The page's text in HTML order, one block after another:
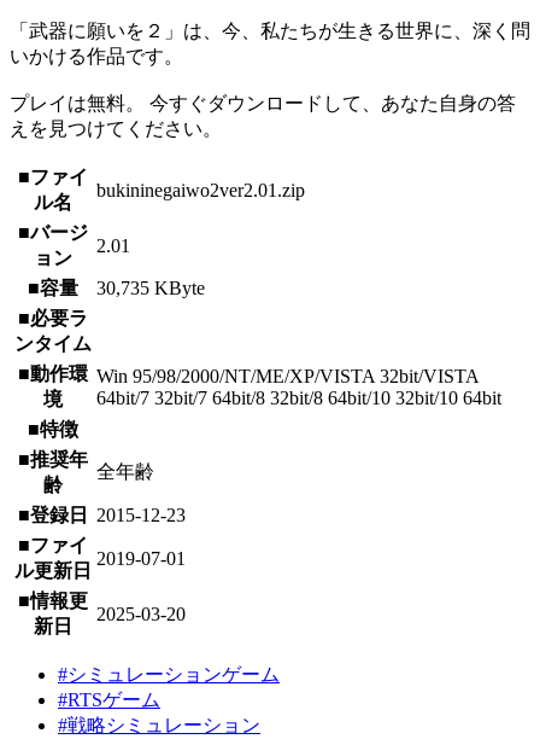
「武器に願いを２」は、今、私たちが生きる世界に、深く問
いかける作品です。
プレイは無料。 今すぐダウンロードして、あなた自身の答
えを見つけてください。
■ファイ
ル名
bukininegaiwo2ver2.01.zip
■バージ
ョン
2.01
■容量
30,735 KByte
■必要ラ
ンタイム
■動作環
境
Win 95/98/2000/NT/ME/XP/VISTA 32bit/VISTA
64bit/7 32bit/7 64bit/8 32bit/8 64bit/10 32bit/10 64bit
■特徴
■推奨年
齢
全年齢
■登録日
2015-12-23
■ファイ
ル更新日
2019-07-01
■情報更
新日
2025-03-20
#シミュレーションゲーム
#RTSゲーム
#戦略シミュレーション